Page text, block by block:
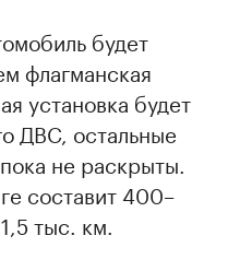
будет
флагманская
установка будет
ДВС, остальные
не раскрыты.
составит 400–
тыс. км.